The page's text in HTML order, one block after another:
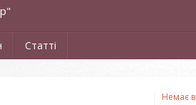
Статті
Немає в